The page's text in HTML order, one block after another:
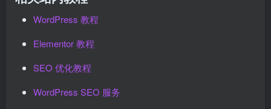
WordPress 教程
Elementor 教程
SEO 优化教程
WordPress SEO 服务